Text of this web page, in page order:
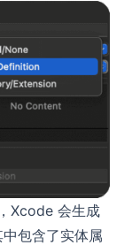
Xcode 会生成
包含了实体属